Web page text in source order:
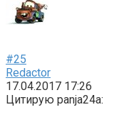
#25
Redactor
17.04.2017 17:26
Цитирую panja24a: